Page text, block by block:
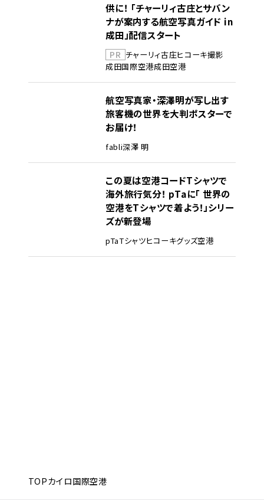
供に！ 「チャーリィ古庄とサバン
ナが案内する航空写真ガイド in
成田」配信スタート
PR チャーリィ古庄ヒコーキ撮影
成田国際空港成田空港
航空写真家・深澤明が写し出す
旅客機の世界を大判ポスターで
お届け！
fabli深澤 明
この夏は空港コードTシャツで
海外旅行気分！ pTaに「 世界の
空港をTシャツで着よう！」シリー
ズが新登場
pTaTシャツヒコーキグッズ空港
TOPカイロ国際空港